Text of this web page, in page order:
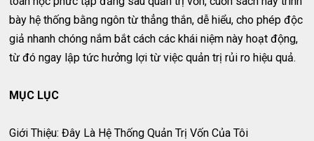
bày hệ thống bằng ngôn từ thẳng thắn, dễ hiểu, cho phép độc
giả nhanh chóng nắm bắt cách các khái niệm này hoạt động,
từ đó ngay lập tức hưởng lợi từ việc quản trị rủi ro hiệu quả.
MỤC LỤC
Giới Thiệu: Đây Là Hệ Thống Quản Trị Vốn Của Tôi